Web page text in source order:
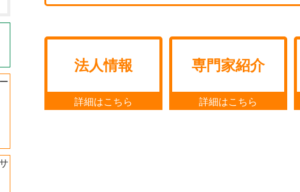
法人情報 専門家紹介